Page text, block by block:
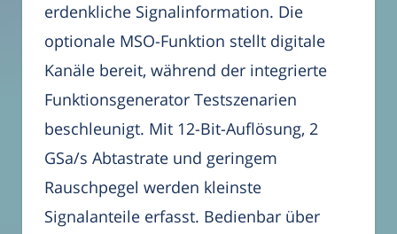
erdenkliche Signalinformation. Die
optionale MSO-Funktion stellt digitale
Kanäle bereit, während der integrierte
Funktionsgenerator Testszenarien
beschleunigt. Mit 12-Bit-Auflösung, 2
GSa/s Abtastrate und geringem
Rauschpegel werden kleinste
Signalanteile erfasst. Bedienbar über